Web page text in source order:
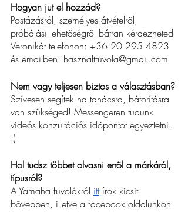
Hogyan jut el hozzád?
Postázásról, személyes átvételrõl,
próbálási lehetõségrõl bátran kérdezheted
Veronikát telefonon: +36 20 295 4823
és emailben: hasznaltfuvola@gmail.com
Nem vagy teljesen biztos a választásban?
Szívesen segítek ha tanácsra, bátorításra
van szükséged! Messengeren tudunk
videós konzultációs idõpontot egyeztetni.
:)
Hol tudsz többet olvasni errõl a márkáról,
típusról?
A Yamaha fuvolákról itt írok kicsit
bõvebben, illetve a facebook oldalunkon